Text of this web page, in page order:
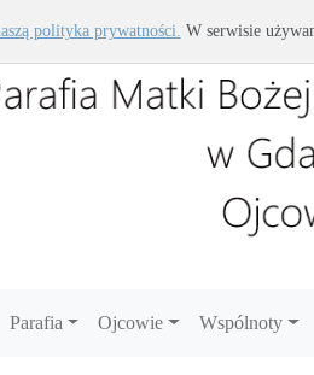
Parafia Ojcowie Wspólnoty
polityka prywatności. W serwisie